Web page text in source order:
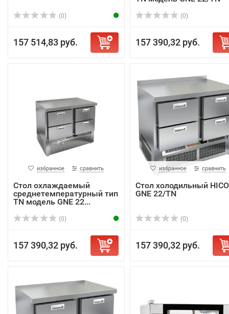
(0)
157 514,83 руб.
(0)
157 390,32 руб.
избранное сравнить
Стол охлаждаемый
среднетемпературный тип
TN модель GNE 22...
(0)
157 390,32 руб.
избранное сравнить
Стол холодильный
GNE 22/TN
(0)
157 390,32 руб.